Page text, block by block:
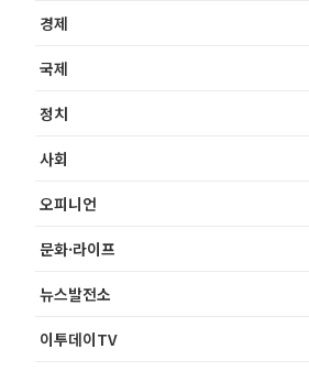
경제
국제
정치
사회
오피니언
문화·라이프
뉴스발전소
이투데이TV